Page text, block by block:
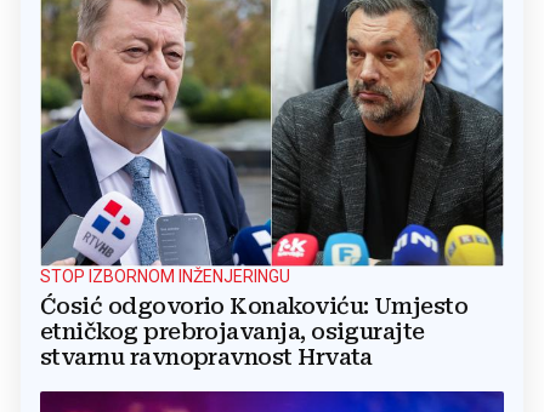
STOP IZBORNOM INŽENJERINGU
Ćosić odgovorio Konakoviću: Umjesto
etničkog prebrojavanja, osigurajte
stvarnu ravnopravnost Hrvata